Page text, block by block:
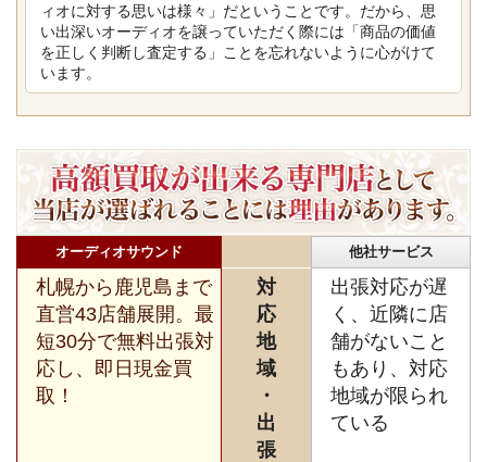
ィオに対する思いは様々」だということです。だから、思
い出深いオーディオを譲っていただく際には「商品の価値
を正しく判断し査定する」ことを忘れないように心がけて
います。
オーディオサウンド 他社サービス
札幌から鹿児島まで
直営43店舗展開。最
短30分で無料出張対
応し、即日現金買
取！
対
応
地
域
・
出
張
出張対応が遅
く、近隣に店
舗がないこと
もあり、対応
地域が限られ
ている